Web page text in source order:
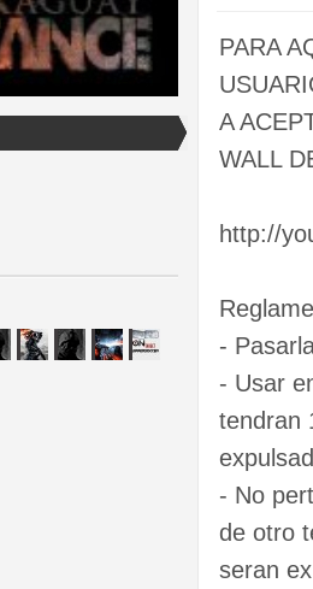
PARA
A
WALL
http://
-
- Usar
tendran
- No
de otro
seran